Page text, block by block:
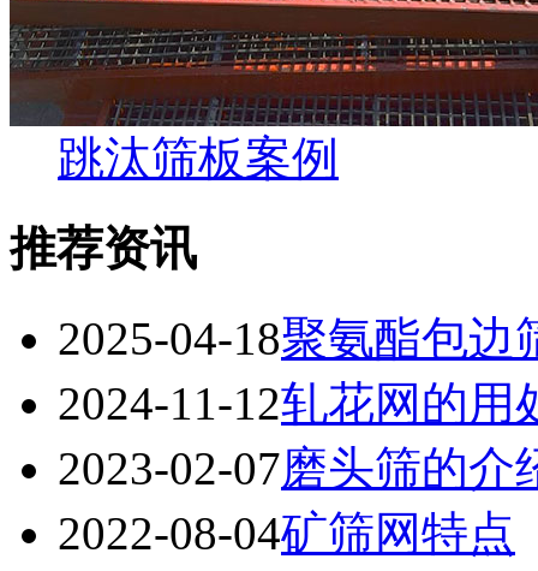
跳汰筛板案例
推荐资讯
2025-04-18聚氨酯包边
2024-11-12轧花网的用
2023-02-07磨头筛的介
2022-08-04矿筛网特点